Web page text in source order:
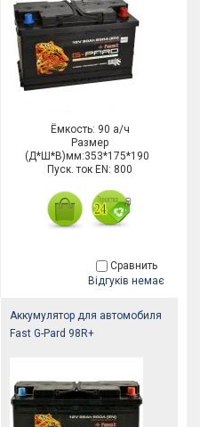
Ёмкость: 90 а/ч
Размер
(Д*Ш*В)мм:353*175*190
Пуск. ток EN: 800
Сравнить
Відгуків немає
Аккумулятор для автомобиля
Fast G-Pard 98R+